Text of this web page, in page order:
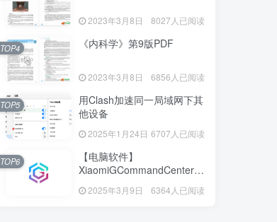
2023年3月8日 8027人已阅读
《内科学》第9版PDF
2023年3月8日 6856人已阅读
TOP4
用Clash加速同一局域网下其
他设备
2025年1月24日 6707人已阅读
TOP5
【电脑软件】
XiaomiGCommandCenter—
小米G控制中心
2025年3月9日 6364人已阅读
TOP6